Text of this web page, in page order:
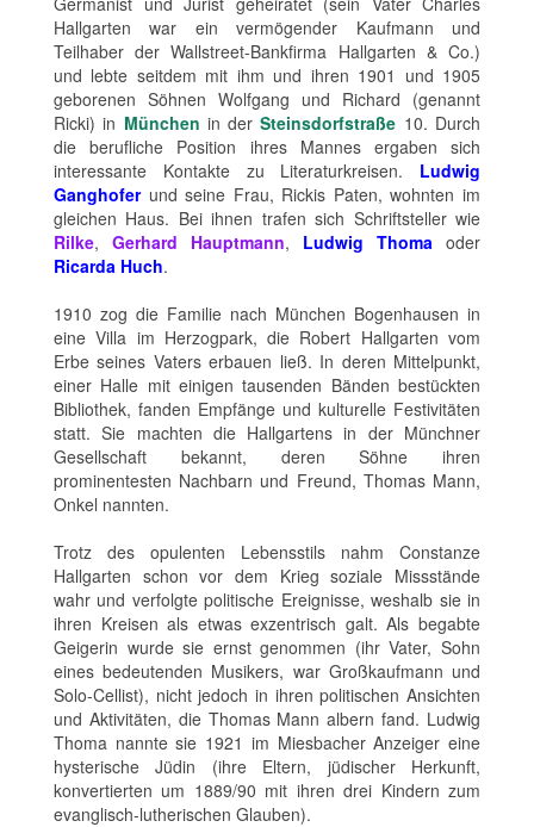
Hallgarten war ein vermögender Kaufmann und
Teilhaber der Wallstreet-Bankfirma Hallgarten & Co.)
und lebte seitdem mit ihm und ihren 1901 und 1905
geborenen Söhnen Wolfgang und Richard (genannt
Ricki) in München in derSteinsdorfstraße 10. Durch
die berufliche Position ihres Mannes ergaben sich
interessante Kontakte zu Literaturkreisen. Ludwig
Ganghoferund seine Frau, Rickis Paten, wohnten im
gleichen Haus. Bei ihnen trafen sich Schriftsteller wie
Rilke, Gerhard Hauptmann, Ludwig Thoma oder
Ricarda Huch.
1910 zog die Familie nach München Bogenhausen in
eine Villa im Herzogpark, die Robert Hallgarten vom
Erbe seines Vaters erbauen ließ. In deren Mittelpunkt,
einer Halle mit einigen tausenden Bänden bestückten
Bibliothek, fanden Empfänge und kulturelle Festivitäten
statt. Sie machten die Hallgartens in der Münchner
Gesellschaft bekannt, deren Söhne ihren
prominentesten Nachbarn und Freund, Thomas Mann,
Onkel nannten.
Trotz des opulenten Lebensstils nahm Constanze
Hallgarten schon vor dem Krieg soziale Missstände
wahr und verfolgte politische Ereignisse, weshalb sie in
ihren Kreisen als etwas exzentrisch galt. Als begabte
Geigerin wurde sie ernst genommen (ihr Vater, Sohn
eines bedeutenden Musikers, war Großkaufmann und
Solo-Cellist), nicht jedoch in ihren politischen Ansichten
und Aktivitäten, die Thomas Mann albern fand. Ludwig
Thoma nannte sie 1921 im Miesbacher Anzeiger eine
hysterische Jüdin (ihre Eltern, jüdischer Herkunft,
konvertierten um 1889/90 mit ihren drei Kindern zum
evanglisch-lutherischen Glauben).